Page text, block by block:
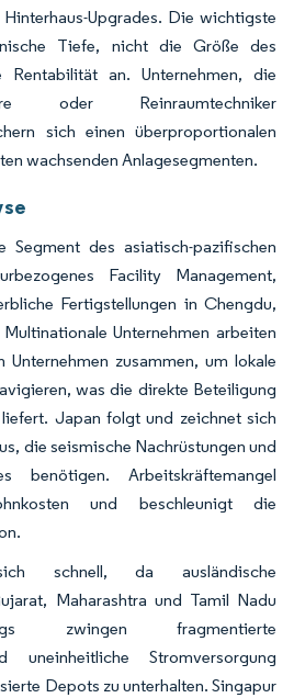
Upgrades. Die wichtigste
Tiefe, nicht die Größe des
Rentabilität an. Unternehmen, die
oder Reinraumtechniker
sich einen überproportionalen
wachsenden Anlagesegmenten.
des asiatisch-pazifischen
Facility Management,
Fertigstellungen in Chengdu,
Unternehmen arbeiten
zusammen, um lokale
was die direkte Beteiligung
Japan folgt und zeichnet sich
die seismische Nachrüstungen und
benötigen. Arbeitskräftemangel
und beschleunigt die
schnell, da ausländische
Maharashtra und Tamil Nadu
zwingen fragmentierte
uneinheitliche Stromversorgung
Depots zu unterhalten. Singapur